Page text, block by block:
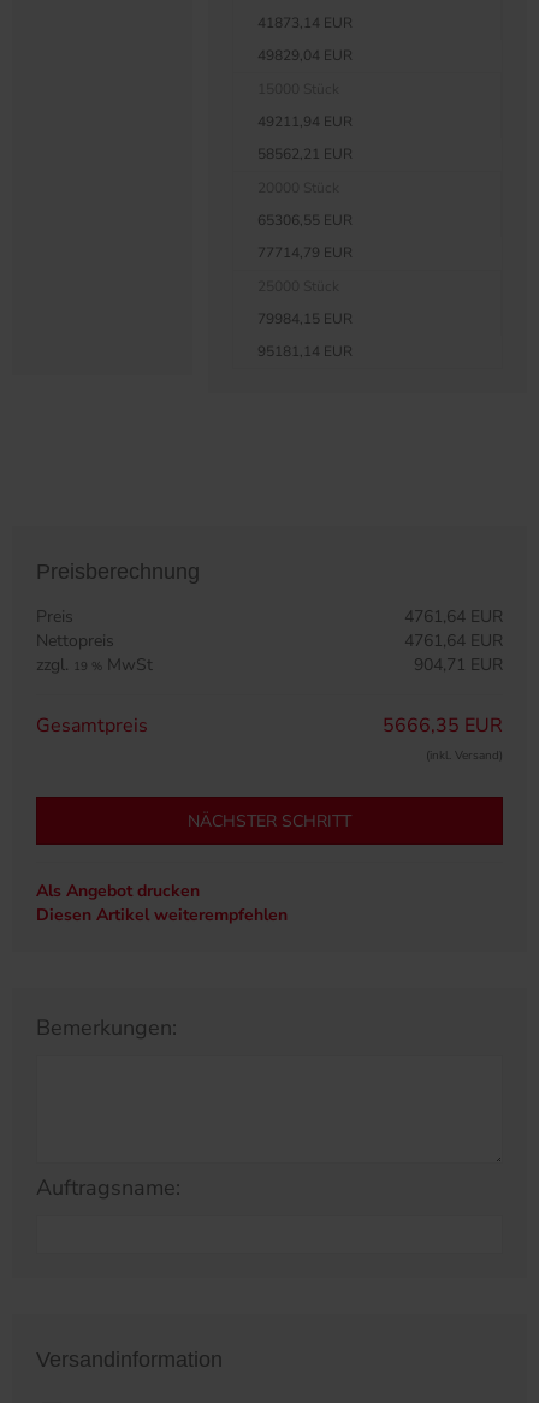
41873,14 EUR
49829,04 EUR
49211,94 EUR
58562,21 EUR
65306,55 EUR
77714,79 EUR
79984,15 EUR
95181,14 EUR
Preisberechnung
Preis
4761,64 EUR
Nettopreis
4761,64 EUR
zzgl. 19 % MwSt 904,71 EUR
Gesamtpreis 5666,35 EUR
(inkl. Versand)
NÄCHSTER SCHRITT
Als Angebot drucken
Diesen Artikel weiterempfehlen
Bemerkungen:
Auftragsname:
Versandinformation